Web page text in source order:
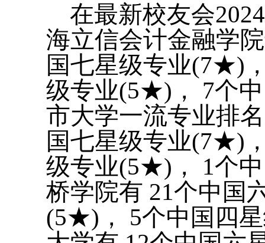
在最新校友会
海立信会计金融学
国七星级专业(7★)
级专业(5★)， 7个
市大学一流专业排
国七星级专业(7★)
级专业(5★)， 1个
桥学院有 21个中国
(5★)， 5个中国四